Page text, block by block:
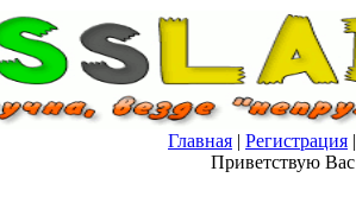
Главная | Регистрация |
Приветствую Вас